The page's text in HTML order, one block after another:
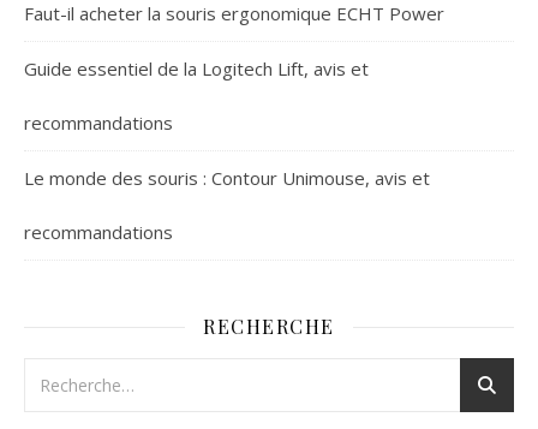
Faut-il acheter la souris ergonomique ECHT Power
Guide essentiel de la Logitech Lift, avis et
recommandations
Le monde des souris : Contour Unimouse, avis et
recommandations
RECHERCHE